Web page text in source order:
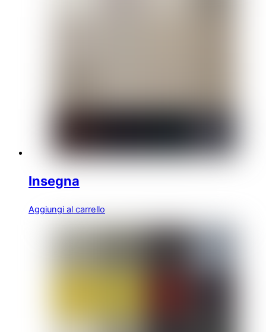
Insegna
Aggiungi al carrello